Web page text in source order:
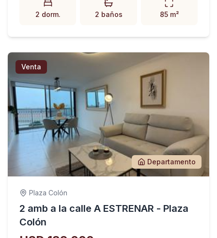
2 dorm. 2 baños 85 m²
Venta
Departamento
Plaza Colón
2 amb a la calle A ESTRENAR - Plaza
Colón